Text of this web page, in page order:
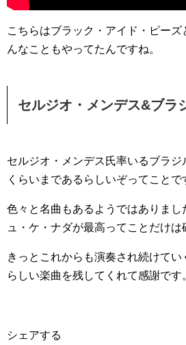
こちらはブラック・アイド・ピーズ
んなこともやってたんですね。
セルジオ・メンデス&ブラ
セルジオ・メンデス氏率いるブラジ
くらいまであるらしいぞってことで
色々と名曲もあるようではありまし
ュ・ケ・ナダが最高ってことだけは
きっとこれからも演奏され続けて
らしい楽曲を残してくれて感謝です
シェアする